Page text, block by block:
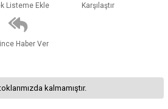
Listeme Ekle Karşılaştır
Haber Ver
kalmamıştır.